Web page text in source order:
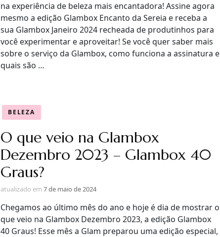
na experiência de beleza mais encantadora! Assine agora
mesmo a edição Glambox Encanto da Sereia e receba a
sua Glambox Janeiro 2024 recheada de produtinhos para
você experimentar e aproveitar! Se você quer saber mais
sobre o serviço da Glambox, como funciona a assinatura e
quais são …
BELEZA
O que veio na Glambox
Dezembro 2023 – Glambox 40
Graus?
atualizado em 7 de maio de 2024
Chegamos ao último mês do ano e hoje é dia de mostrar o
que veio na Glambox Dezembro 2023, a edição Glambox
40 Graus! Esse mês a Glam preparou uma edição especial,